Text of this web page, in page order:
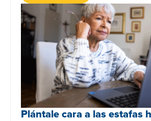
Plántale cara a las estafas